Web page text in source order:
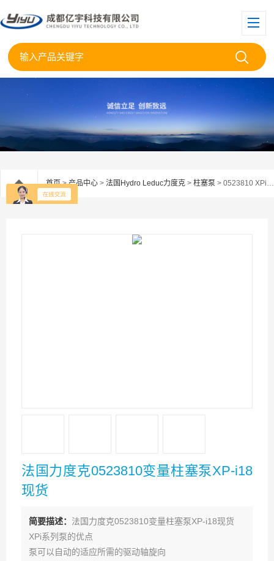
首页>产品中心 > 法国Hydro Leduc力度克 > 柱塞泵 > 0523810 XPi18法国力度克0523810变量柱塞泵XP-i18现货
法国力度克0523810变量柱塞泵XP-i18
现货
简要描述： 法国力度克0523810变量柱塞泵XP-i18现货
XPi系列泵的优点
泵可以自动的适应所需的驱动轴旋向